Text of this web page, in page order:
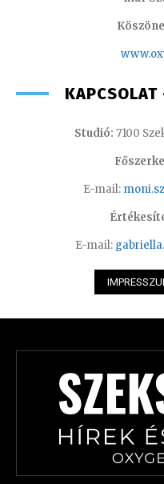
Studió: 7100
E-mail:
E-mail: